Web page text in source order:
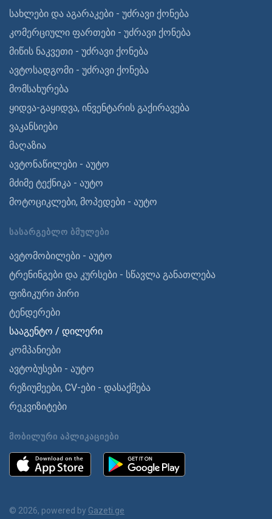
სახლები და აგარაკები - უძრავი ქონება
კომერციული ფართები - უძრავი ქონება
მიწის ნაკვეთი - უძრავი ქონება
ავტოსადგომი - უძრავი ქონება
მომსახურება
ყიდვა-გაყიდვა, ინვენტარის გაქირავება
ვაკანსიები
მაღაზია
ავტონაწილები - აუტო
მძიმე ტექნიკა - აუტო
მოტოციკლები, მოპედები - აუტო
ᲡᲐᲡᲐᲠᲒᲔᲑᲚᲝ ᲑᲛᲣᲚᲔᲑᲘ
ავტომობილები - აუტო
ტრენინგები და კურსები - სწავლა განათლება
ფიზიკური პირი
ტენდერები
სააგენტო / დილერი
კომპანიები
ავტობუსები - აუტო
რეზიუმეები, CV-ები - დასაქმება
რეკვიზიტები
ᲛᲝᲑᲘᲚᲣᲠᲘ ᲐᲞᲚᲘᲙᲐᲪᲘᲔᲑᲘ
© 2026, powered by Gazeti.ge